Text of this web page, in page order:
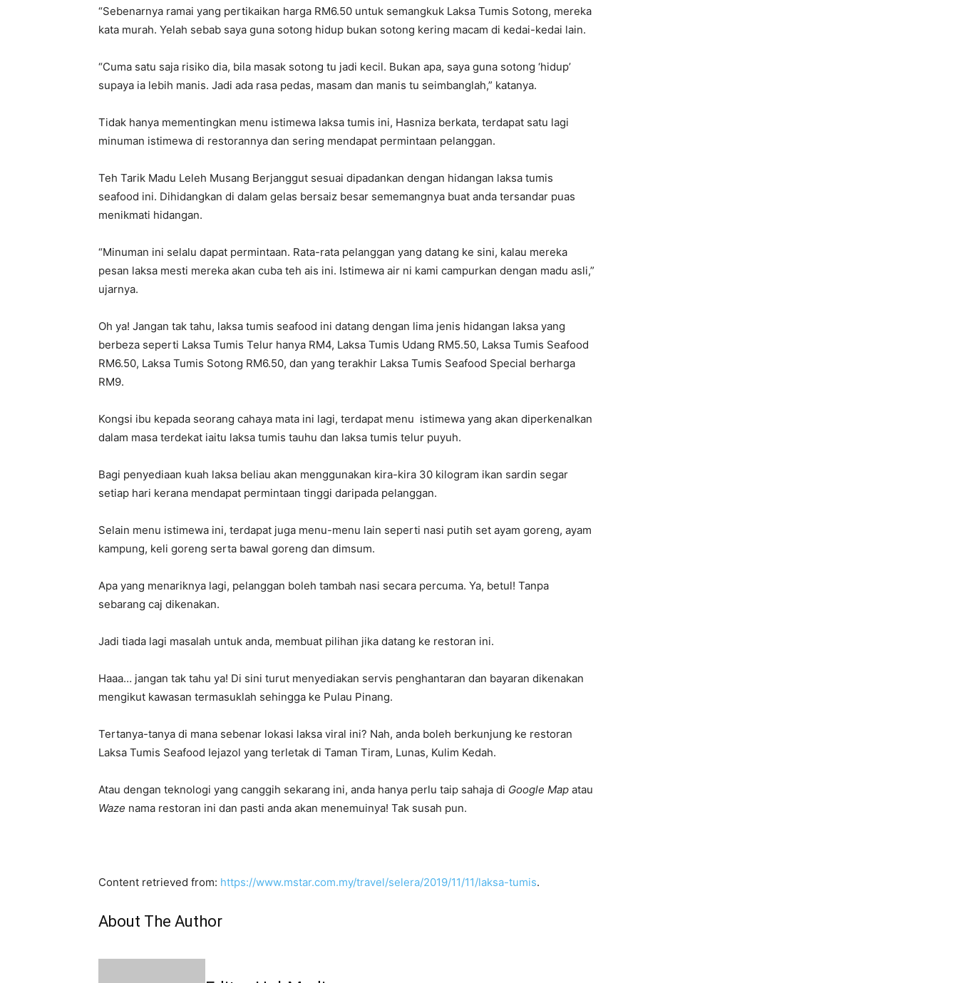
“Sebenarnya ramai yang pertikaikan harga RM6.50 untuk semangkuk Laksa Tumis Sotong, mereka
kata murah. Yelah sebab saya guna sotong hidup bukan sotong kering macam di kedai-kedai lain.
“Cuma satu saja risiko dia, bila masak sotong tu jadi kecil. Bukan apa, saya guna sotong ‘hidup’
supaya ia lebih manis. Jadi ada rasa pedas, masam dan manis tu seimbanglah,” katanya.
Tidak hanya mementingkan menu istimewa laksa tumis ini, Hasniza berkata, terdapat satu lagi
minuman istimewa di restorannya dan sering mendapat permintaan pelanggan.
Teh Tarik Madu Leleh Musang Berjanggut sesuai dipadankan dengan hidangan laksa tumis
seafood ini. Dihidangkan di dalam gelas bersaiz besar sememangnya buat anda tersandar puas
menikmati hidangan.
“Minuman ini selalu dapat permintaan. Rata-rata pelanggan yang datang ke sini, kalau mereka
pesan laksa mesti mereka akan cuba teh ais ini. Istimewa air ni kami campurkan dengan madu asli,”
ujarnya.
Oh ya! Jangan tak tahu, laksa tumis seafood ini datang dengan lima jenis hidangan laksa yang
berbeza seperti Laksa Tumis Telur hanya RM4, Laksa Tumis Udang RM5.50, Laksa Tumis Seafood
RM6.50, Laksa Tumis Sotong RM6.50, dan yang terakhir Laksa Tumis Seafood Special berharga
RM9.
Kongsi ibu kepada seorang cahaya mata ini lagi, terdapat menu istimewa yang akan diperkenalkan
dalam masa terdekat iaitu laksa tumis tauhu dan laksa tumis telur puyuh.
Bagi penyediaan kuah laksa beliau akan menggunakan kira-kira 30 kilogram ikan sardin segar
setiap hari kerana mendapat permintaan tinggi daripada pelanggan.
Selain menu istimewa ini, terdapat juga menu-menu lain seperti nasi putih set ayam goreng, ayam
kampung, keli goreng serta bawal goreng dan dimsum.
Apa yang menariknya lagi, pelanggan boleh tambah nasi secara percuma. Ya, betul! Tanpa
sebarang caj dikenakan.
Jadi tiada lagi masalah untuk anda, membuat pilihan jika datang ke restoran ini.
Haaa… jangan tak tahu ya! Di sini turut menyediakan servis penghantaran dan bayaran dikenakan
mengikut kawasan termasuklah sehingga ke Pulau Pinang.
Tertanya-tanya di mana sebenar lokasi laksa viral ini? Nah, anda boleh berkunjung ke restoran
Laksa Tumis Seafood Iejazol yang terletak di Taman Tiram, Lunas, Kulim Kedah.
Atau dengan teknologi yang canggih sekarang ini, anda hanya perlu taip sahaja di Google Map atau
Waze nama restoran ini dan pasti anda akan menemuinya! Tak susah pun.
Content retrieved from: https://www.mstar.com.my/travel/selera/2019/11/11/laksa-tumis.
About The Author